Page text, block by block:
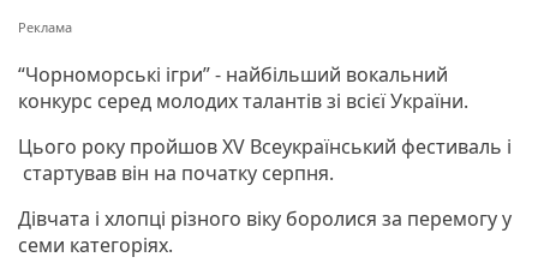
“Чорноморські ігри” - найбільший вокальний
конкурс серед молодих талантів зі всієї України.
Цього року пройшов XV Всеукраїнський фестиваль і
стартував він на початку серпня.
Дівчата і хлопці різного віку боролися за перемогу у
семи категоріях.